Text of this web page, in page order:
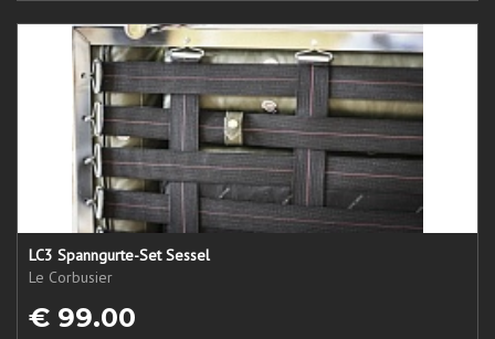
LC3 Spanngurte-Set Sessel
Le Corbusier
€ 99.00